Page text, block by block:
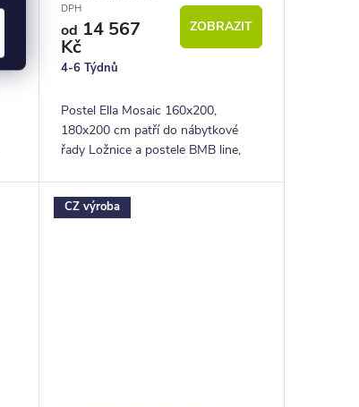
DPH
od 14 567
Kč
4-6 Týdnů
ZOBRAZIT
Postel Ella Mosaic 160x200,
180x200 cm patří do nábytkové
řady Ložnice a postele BMB line,
vzdušným...
CZ výroba